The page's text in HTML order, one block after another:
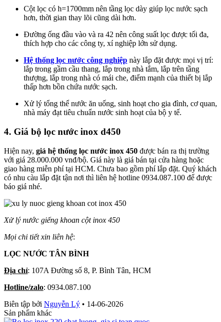
Cột lọc có h=1700mm nên tầng lọc dày giúp lọc nước sạch
hơn, thời gian thay lõi cũng dài hơn.
Đường ống đầu vào và ra 42 nên công suất lọc được tối đa,
thích hợp cho các công ty, xí nghiệp lớn sử dụng.
Hệ thống lọc nước công nghiệp này lắp đặt được mọi vị trí:
lắp trong gầm cầu thang, lắp trong nhà tắm, lắp trên tầng
thượng, lắp trong nhà có mái che, điểm mạnh của thiết bị lắp
thấp hơn bồn chứa nước sạch.
Xử lý tổng thể nước ăn uống, sinh hoạt cho gia đình, cơ quan,
nhà máy đạt tiêu chuẩn nước sinh hoạt của bộ y tế.
4. Giá bộ lọc nước inox d450
Hiện nay, giá hệ thống lọc nước inox 450 được bán ra thị trường
với giá 28.000.000 vnđ/bộ. Giá này là giá bán tại cửa hàng hoặc
giao hàng miễn phí tại HCM. Chưa bao gồm phí lắp đặt. Quý khách
có nhu càu lắp đặt tận nơi thì liên hệ hotline 0934.087.100 để được
báo giá nhé.
Xử lý nước giếng khoan cột inox 450
Mọi chi tiết xin liên hệ:
LỌC NƯỚC TÂN BÌNH
Địa chỉ: 107A Đường số 8, P. Bình Tân, HCM
Hotline/zalo: 0934.087.100
Biên tập bởi Nguyễn Lý • 14-06-2026
Sản phẩm khác